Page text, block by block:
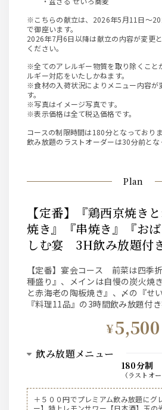
※こちらの献立は、2026年5月11日～
で御座います。
2026年7月6日以降は献立の内容が変更
ください。
※全てのアレルギー物質を取り除くこと
ルギー対応をいたしかねます。
※食材の入荷状況によりメニュー内容が
す。
※写真はイメージ写真です。
※表示価格は全て税込価格です。
コースの制限時間は180分となっておりま
飲み放題のラストオーダーは30分前とな
Plan
【定番】『鶏西京焼きと赤海老の陶板
焼き』『串焼き』『お
しむ宴 3H飲み放題付
【定番】宴会コース 前菜は四季
種盛り』、メインは自慢の炭火焼
と赤海老の陶板焼き』、〆の『せ
『料理11品』の3時間飲み放題付
¥5,500
飲み放題メニュー
180分制
（ ラストオ
サントリー【ビール】
＋５００円でプレミアム飲み放題にグ
ー】特上レモンサワー【日本酒】玉の